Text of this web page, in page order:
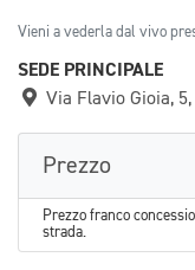
Vieni a vederla dal vivo
SEDE PRINCIPALE
Via Flavio Gioia,
Prezzo
Prezzo franco
strada.